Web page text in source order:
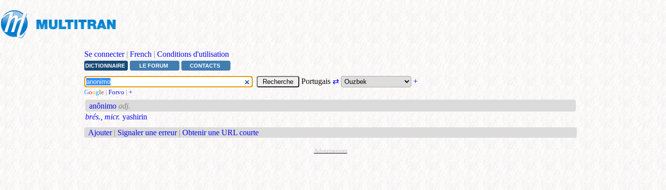
Se connecter | French | Conditions d'utilisation
DICTIONNAIRE LE FORUM CONTACTS
Portugais⇄ +
Google | Forvo | +
anônimo adj.
brés., micr. yashirin
Ajouter | Signaler une erreur | Obtenir une URL courte
Advertisement